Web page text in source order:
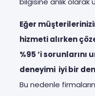
Eğer
hizmeti alırken
%95 ‘i sorunlarını
deneyimi iyi bir
Bu nedenle